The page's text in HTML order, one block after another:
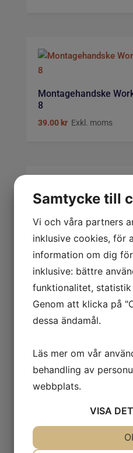
Montagehandske
8
39.00 krExkl. moms
Montagehandske
9
39.00krExkl. moms
VERKSTAD
ARBETSKLÄDER
BORR, BITS & GÄNG
FÖRVARINGSLÖSNINGAR
Samtycke till
Vi och våra partners
inklusive cookies, för
information om dig
inklusive: bättre
funktionalitet,
Genom att klicka på
dessa ändamål.
Läs mer om vår
behandling av
webbplats.
VISA